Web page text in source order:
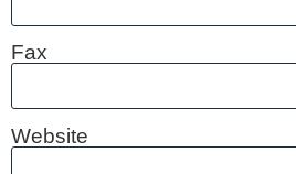
Fax
Website